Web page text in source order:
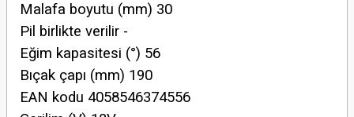
Malafa boyutu (mm) 30
Pil birlikte verilir -
Eğim kapasitesi (°) 56
Bıçak çapı (mm) 190
EAN kodu 4058546374556